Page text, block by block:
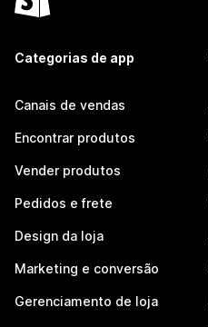
Categorias de app
Canais de vendas
Encontrar produtos
Vender produtos
Pedidos e frete
Design da loja
Marketing e conversão
Gerenciamento de loja